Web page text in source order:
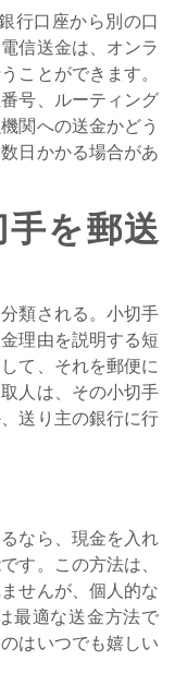
行口座から別の口
信送金は、オンラ
ことができます。
号、ルーティング
関への送金かどう
日かかる場合があ
を郵送
類される。小切手
理由を説明する短
て、それを郵便に
人は、その小切手
送り主の銀行に行
なら、現金を入れ
す。この方法は、
せんが、個人的な
最適な送金方法で
はいつでも嬉しい